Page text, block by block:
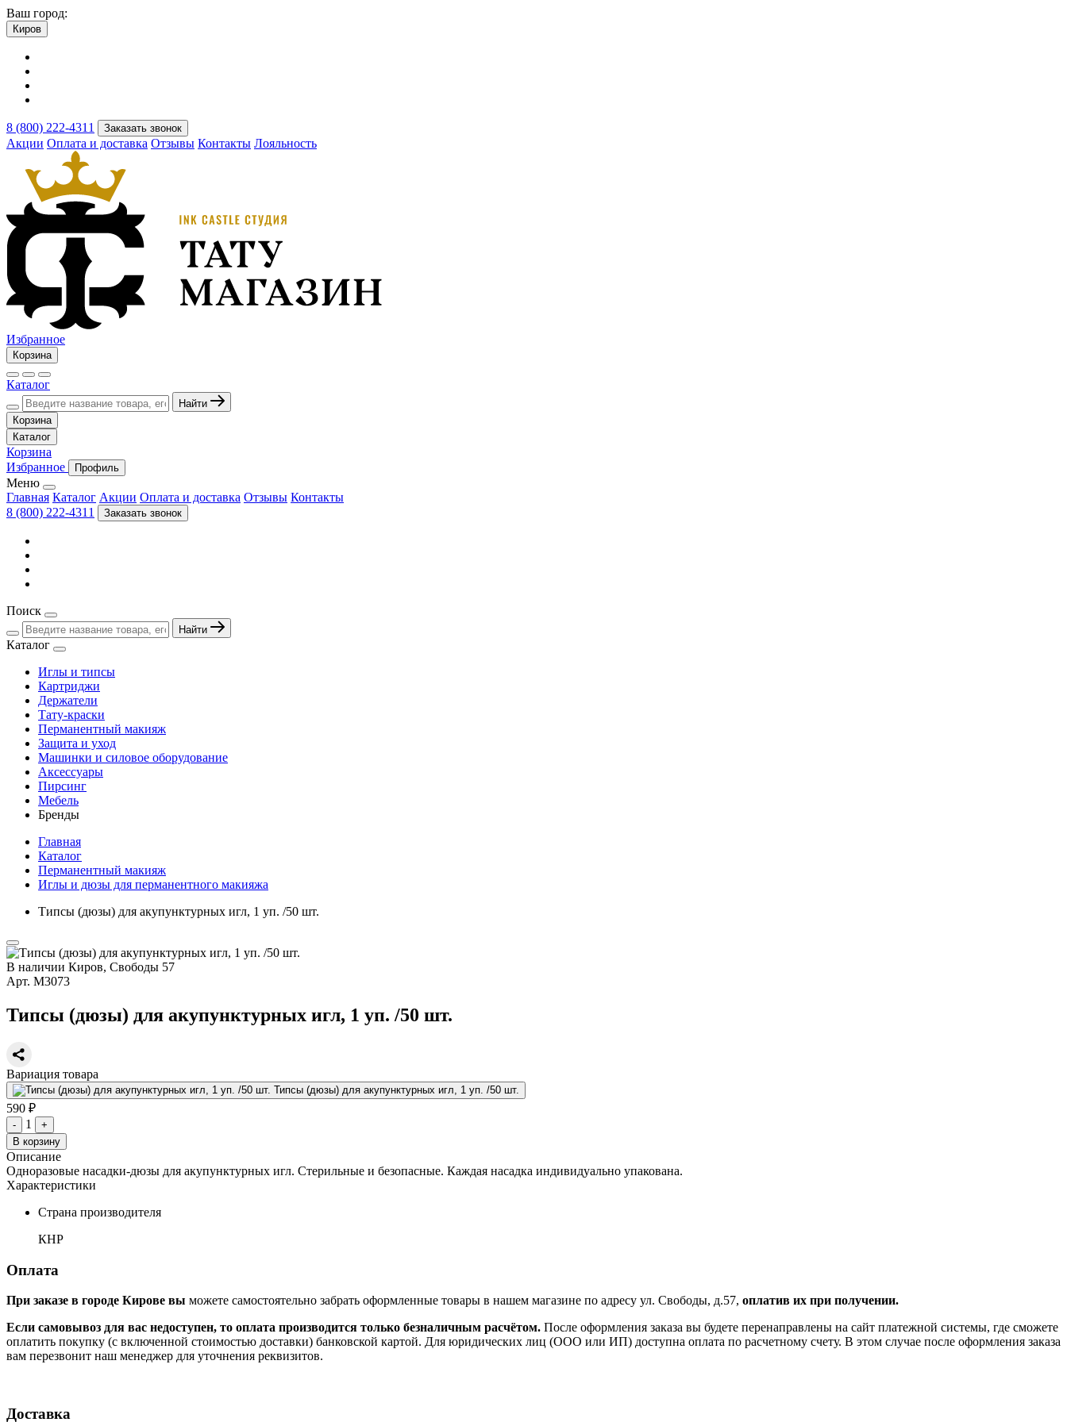
Ваш город:
Киров
8 (800) 222-4311 Заказать звонок
Акции Оплата и доставка Отзывы Контакты Лояльность
Избранное
Корзина
Каталог
Найти
Корзина
Каталог
Корзина
Избранное
Профиль
Меню
Главная Каталог Акции Оплата и доставка Отзывы Контакты
8 (800) 222-4311
Заказать звонок
Поиск
Найти
Каталог
Иглы и типсы
Картриджи
Держатели
Тату-краски
Перманентный макияж
Защита и уход
Машинки и силовое оборудование
Аксессуары
Пирсинг
Мебель
Бренды
Главная
Каталог
Перманентный макияж
Иглы и дюзы для перманентного макияжа
Типсы (дюзы) для акупунктурных игл, 1 уп. /50 шт.
В наличии Киров, Свободы 57
Арт. М3073
Типсы (дюзы) для акупунктурных игл, 1 уп. /50 шт.
Вариация товара
Типсы (дюзы) для акупунктурных игл, 1 уп. /50 шт.
590 ₽
- 1
+
В корзину
Описание
Одноразовые насадки-дюзы для акупунктурных игл. Стерильные и безопасные. Каждая насадка индивидуально упакована.
Характеристики
Страна производителя
КНР
Оплата
При заказе в городе Кирове вы можете самостоятельно забрать оформленные товары в нашем магазине по адресу ул. Свободы, д.57, оплатив их при получении.
Если самовывоз для вас недоступен, то оплата производится только безналичным расчётом. После оформления заказа вы будете перенаправлены на сайт платежной системы, где сможете
оплатить покупку (с включенной стоимостью доставки) банковской картой. Для юридических лиц (ООО или ИП) доступна оплата по расчетному счету. В этом случае после оформления заказа
вам перезвонит наш менеджер для уточнения реквизитов.
Доставка